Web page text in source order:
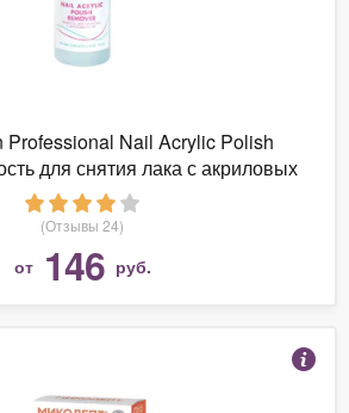
Professional Nail Acrylic Polish
для снятия лака с акриловых
ногтей
(Отзывы 24)
от 146 руб.